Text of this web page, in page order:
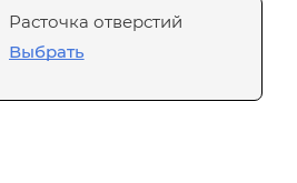
Расточка отверстий
Выбрать